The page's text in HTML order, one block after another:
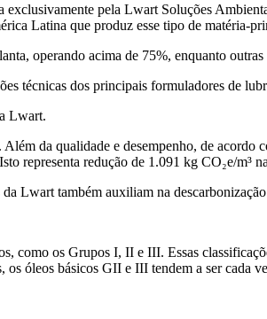
exclusivamente pela Lwart Soluções
Latina que produz esse tipo de matéria-
operando acima de 75%, enquanto
técnicas dos principais formuladores de
Lwart.
da qualidade e desempenho, de
representa redução de 1.091 kg CO₂e/m³
Lwart também auxiliam na
como os Grupos I, II e III. Essas
óleos básicos GII e III tendem a ser cada